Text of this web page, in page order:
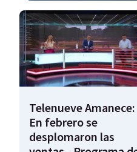
Telenueve Amanece:
En febrero se
desplomaron las